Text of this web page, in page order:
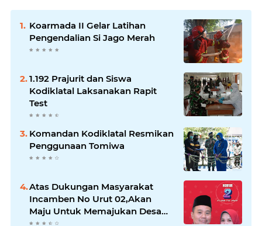
Koarmada II Gelar Latihan
Pengendalian Si Jago Merah
1.192 Prajurit dan Siswa
Kodiklatal Laksanakan Rapit
Test
Komandan Kodiklatal Resmikan
Penggunaan Tomiwa
Atas Dukungan Masyarakat
Incamben No Urut 02,Akan
Maju Untuk Memajukan Desa
Tegal Kunir Kidul